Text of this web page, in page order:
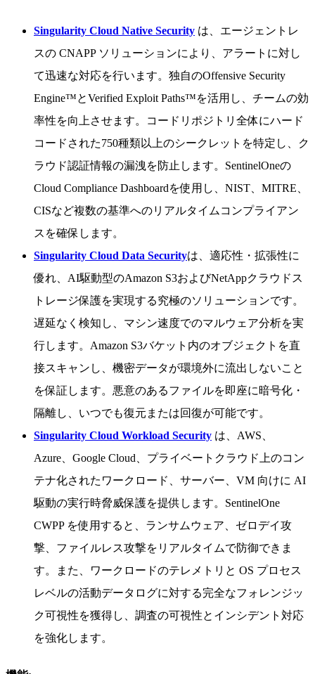
Singularity Cloud Native Security は、エージェントレ
スの CNAPP ソリューションにより、アラートに対し
て迅速な対応を行います。独自のOffensive Security
Engine™とVerified Exploit Paths™を活用し、チームの効
率性を向上させます。コードリポジトリ全体にハード
コードされた750種類以上のシークレットを特定し、ク
ラウド認証情報の漏洩を防止します。SentinelOneの
Cloud Compliance Dashboardを使用し、NIST、MITRE、
CISなど複数の基準へのリアルタイムコンプライアン
スを確保します。
Singularity Cloud Data Securityは、適応性・拡張性に
優れ、AI駆動型のAmazon S3およびNetAppクラウドス
トレージ保護を実現する究極のソリューションです。
遅延なく検知し、マシン速度でのマルウェア分析を実
行します。Amazon S3バケット内のオブジェクトを直
接スキャンし、機密データが環境外に流出しないこと
を保証します。悪意のあるファイルを即座に暗号化・
隔離し、いつでも復元または回復が可能です。
Singularity Cloud Workload Security は、AWS、
Azure、Google Cloud、プライベートクラウド上のコン
テナ化されたワークロード、サーバー、VM 向けに AI
駆動の実行時脅威保護を提供します。SentinelOne
CWPP を使用すると、ランサムウェア、ゼロデイ攻
撃、ファイルレス攻撃をリアルタイムで防御できま
す。また、ワークロードのテレメトリと OS プロセス
レベルの活動データログに対する完全なフォレンジッ
ク可視性を獲得し、調査の可視性とインシデント対応
を強化します。